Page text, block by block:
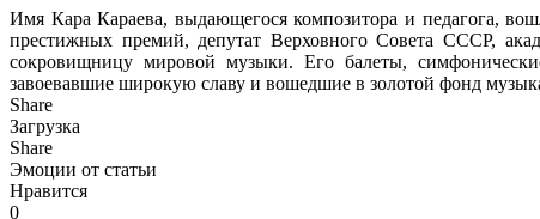
Имя Кара Караева, выдающегося композитора и педагога,
престижных премий, депутат Верховного Совета СССР,
сокровищницу мировой музыки. Его балеты,
завоевавшие широкую славу и вошедшие в золотой фонд
Share
Загрузка
Share
Эмоции от статьи
Нравится
0